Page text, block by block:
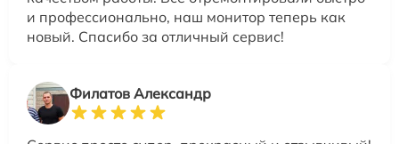
и профессионально, наш монитор теперь как
новый. Спасибо за отличный сервис!
Филатов Александр